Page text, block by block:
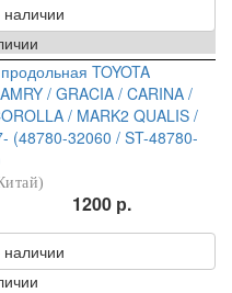
TOYOTA
/ GRACIA / CARINA /
/ MARK2 QUALIS /
(48780-32060 / ST-48780-
1200 р.